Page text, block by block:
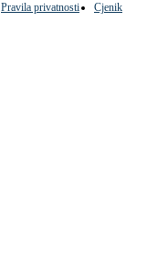
Pravila privatnosti
Cjenik